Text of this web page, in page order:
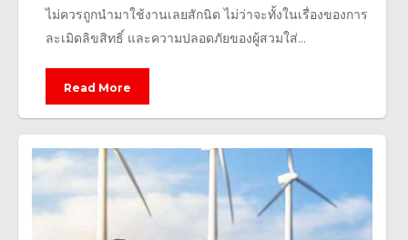
ไม่ควรถูกนำมาใช้งานเลยสักนิด ไม่ว่าจะทั้งในเรื่องของการ
ละเมิดลิขสิทธิ์ และความปลอดภัยของผู้สวมใส่...
Read More